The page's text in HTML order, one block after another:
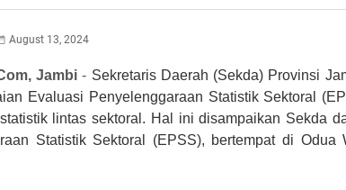
August 13, 2024
Jambi- Sekretaris Daerah (Sekda) Provinsi
Evaluasi Penyelenggaraan Statistik Sektoral
lintas sektoral. Hal ini disampaikan Sekda
Statistik Sektoral (EPSS), bertempat di Odua